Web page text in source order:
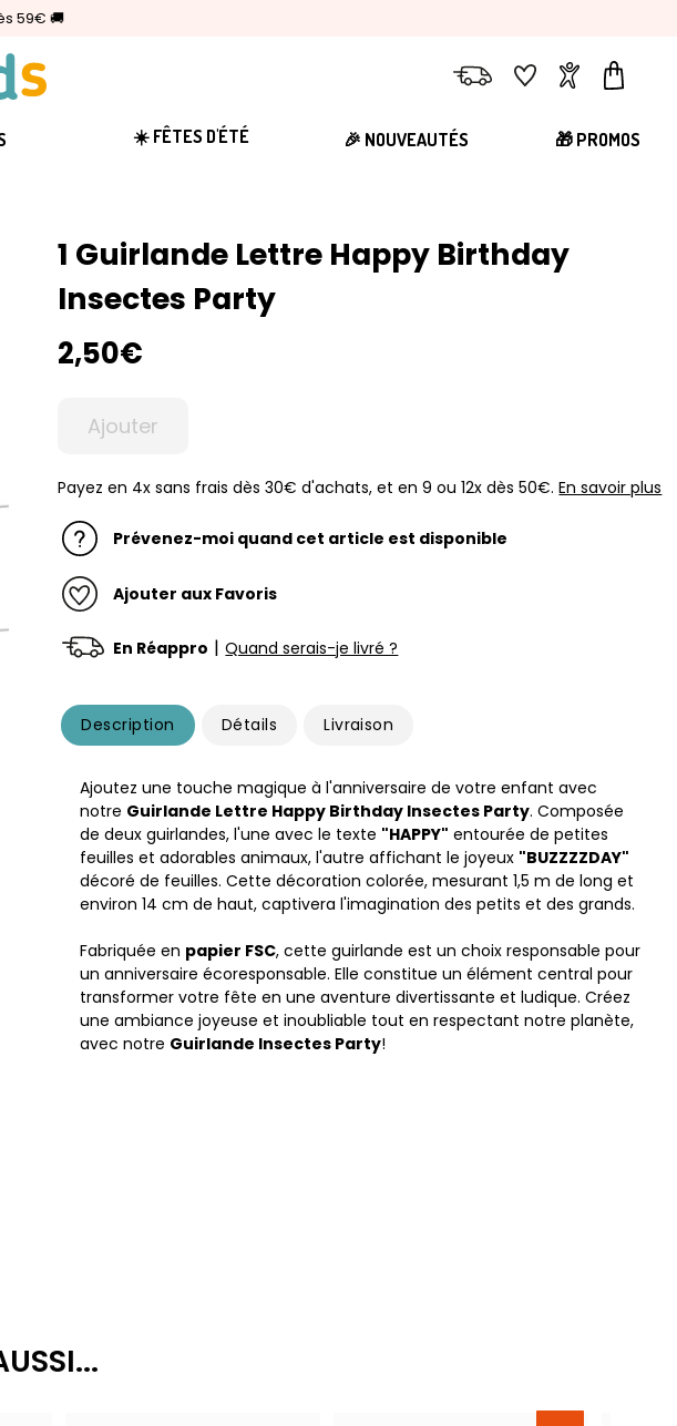
59€ 🚚
N°1
LivraisonFavorisComptePanier
☀️ FÊTES D'ÉTÉ 🎉 NOUVEAUTÉS 🎁 PROMOS
1 Guirlande Lettre Happy Birthday
Insectes Party
2,50€
Ajouter
Payez en 4x sans frais dès 30€ d'achats, et en 9 ou 12x dès 50€.En savoir plus
Prévenez-moi quand cet article est disponible
Ajouter aux Favoris
En Réappro | Quand serais-je livré ?
Description Détails Livraison
Ajoutez une touche magique à l'anniversaire de votre enfant avec
notre Guirlande Lettre Happy Birthday Insectes Party. Composée
de deux guirlandes, l'une avec le texte "HAPPY" entourée de petites
feuilles et adorables animaux, l'autre affichant le joyeux "BUZZZZDAY"
décoré de feuilles. Cette décoration colorée, mesurant 1,5 m de long et
environ 14 cm de haut, captivera l'imagination des petits et des grands.
Fabriquée en papier FSC, cette guirlande est un choix responsable pour
un anniversaire écoresponsable. Elle constitue un élément central pour
transformer votre fête en une aventure divertissante et ludique. Créez
une ambiance joyeuse et inoubliable tout en respectant notre planète,
avec notre Guirlande Insectes Party!